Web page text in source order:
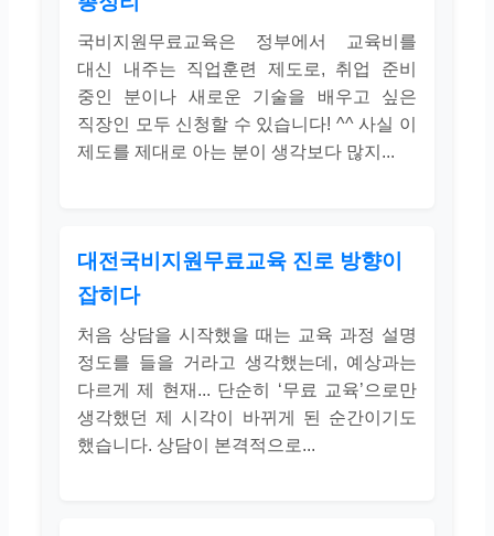
국비지원무료교육은 정부에서 교육비를
대신 내주는 직업훈련 제도로, 취업 준비
중인 분이나 새로운 기술을 배우고 싶은
직장인 모두 신청할 수 있습니다! ^^ 사실 이
제도를 제대로 아는 분이 생각보다 많지...
대전국비지원무료교육 진로 방향이
잡히다
처음 상담을 시작했을 때는 교육 과정 설명
정도를 들을 거라고 생각했는데, 예상과는
다르게 제 현재... 단순히 ‘무료 교육’으로만
생각했던 제 시각이 바뀌게 된 순간이기도
했습니다. 상담이 본격적으로...